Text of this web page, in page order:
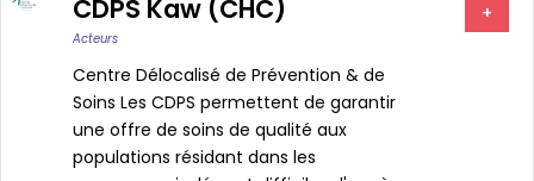
CDPS Kaw (CHC)
Acteurs
Centre Délocalisé de Prévention & de
Soins Les CDPS permettent de garantir
une offre de soins de qualité aux
populations résidant dans les
+